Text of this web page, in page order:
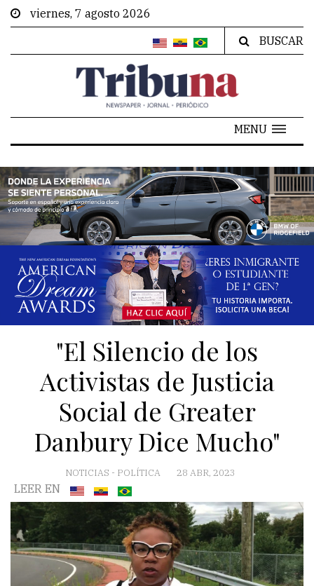
viernes, 7 agosto 2026
BUSCAR
MENU
"El Silencio de los
Activistas de Justicia
Social de Greater
Danbury Dice Mucho"
NOTICIAS - POLÍTICA 28 ABR, 2023
LEER EN